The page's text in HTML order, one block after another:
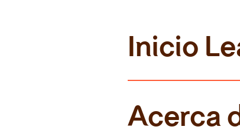
Inicio
Acerca